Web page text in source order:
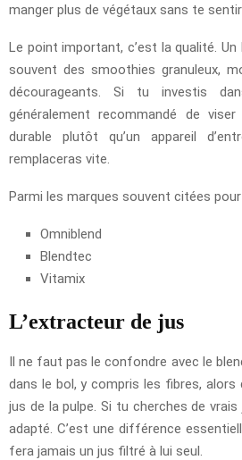
manger plus de végétaux sans te
Le point important, c’est la qualité.
souvent des smoothies granuleux,
décourageants. Si tu investis
généralement recommandé de
durable plutôt qu’un appareil
remplaceras vite.
Parmi les marques souvent citées
Omniblend
Blendtec
Vitamix
L’extracteur de jus
Il ne faut pas le confondre avec le
dans le bol, y compris les fibres, alors
jus de la pulpe. Si tu cherches de vrais
adapté. C’est une différence
fera jamais un jus filtré à lui seul.